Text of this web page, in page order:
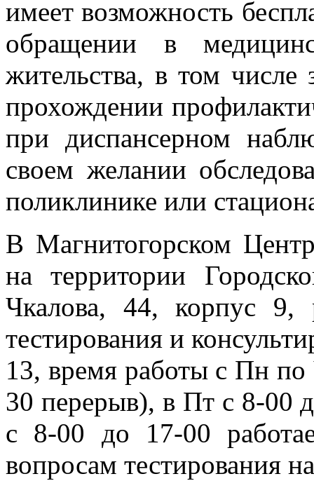
имеет возможность
обращении в
жительства, в том
прохождении
при диспансерном
своем желании
поликлинике или
В Магнитогорском
на территории
Чкалова, 44, корпус 9,
тестирования и
13, время работы с Пн
30 перерыв), в Пт с 8-00
с 8-00 до 17-00
вопросам тестирования